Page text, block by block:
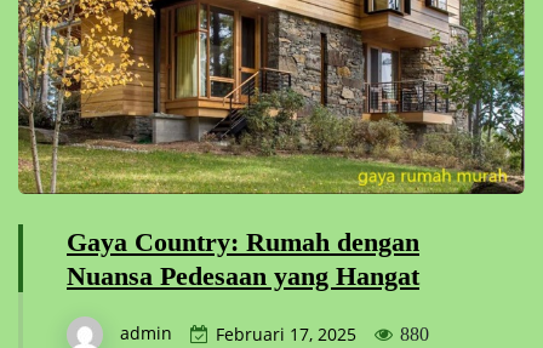
Gaya Country: Rumah dengan
Nuansa Pedesaan yang Hangat
admin Februari 17, 2025 880